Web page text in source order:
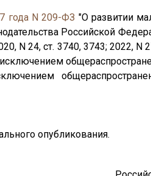
года N 209-ФЗ "О развитии
Российской
N 24, ст. 3740, 3743; 2022, N
опубликования.